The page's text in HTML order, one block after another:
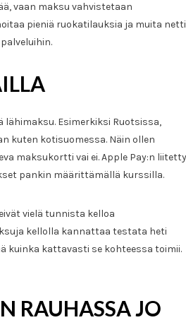
vaan maksu vahvistetaan
pieniä ruokatilauksia ja muita
Esimerkiksi Ruotsissa,
kuten kotisuomessa. Näin ollen
maksukortti vai ei. Apple Pay:n liitetty
pankin määrittämällä kurssilla.
vielä tunnista kelloa
kellolla kannattaa testata heti
kuinka kattavasti se kohteessa toimii.
RAUHASSA JO